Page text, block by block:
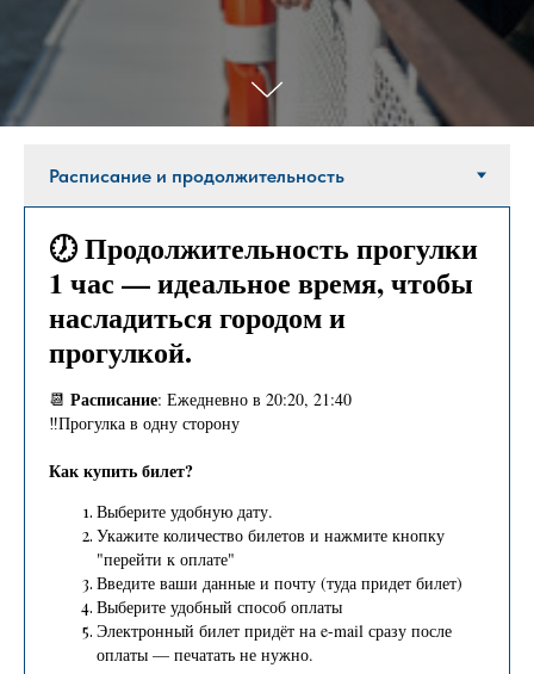
🕖 Продолжительность прогулки
1 час — идеальное время, чтобы
насладиться городом и
прогулкой.
📆 Расписание: Ежедневно в 20:20, 21:40
‼️Прогулка в одну сторону
Как купить билет?
Выберите удобную дату.
Укажите количество билетов и нажмите кнопку
"перейти к оплате"
Введите ваши данные и почту (туда придет билет)
Выберите удобный способ оплаты
Электронный билет придёт на e-mail сразу после
оплаты — печатать не нужно.